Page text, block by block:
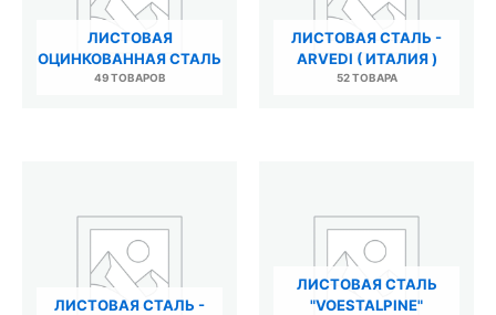
ЛИСТОВАЯ
ОЦИНКОВАННАЯ СТАЛЬ
49 ТОВАРОВ
ЛИСТОВАЯ СТАЛЬ -
ARVEDI ( ИТАЛИЯ )
52 ТОВАРА
ЛИСТОВАЯ СТАЛЬ -
ЛИСТОВАЯ СТАЛЬ
"VOESTALPINE"